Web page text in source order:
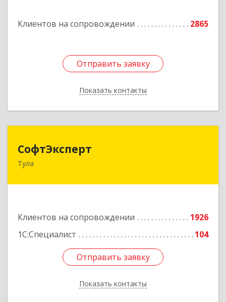
Клиентов на сопровождении 2865
Отправить заявку
Показать контакты
Отправить заявку
Назад
СофтЭксперт
Тула
Клиентов на сопровождении
1926
1С:Специалист
104
Отправить заявку
Показать контакты
300013, Тульская обл, Тула г, Болдина ул, дом №
Отправить заявку
Назад